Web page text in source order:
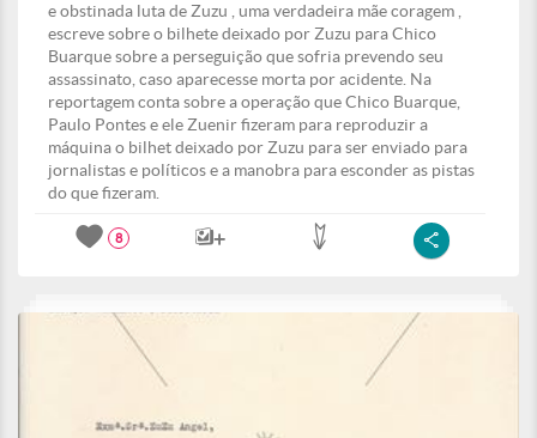
e obstinada luta de Zuzu , uma verdadeira mãe coragem ,
escreve sobre o bilhete deixado por Zuzu para Chico
Buarque sobre a perseguição que sofria prevendo seu
assassinato, caso aparecesse morta por acidente. Na
reportagem conta sobre a operação que Chico Buarque,
Paulo Pontes e ele Zuenir fizeram para reproduzir a
máquina o bilhet deixado por Zuzu para ser enviado para
jornalistas e políticos e a manobra para esconder as pistas
do que fizeram.
8